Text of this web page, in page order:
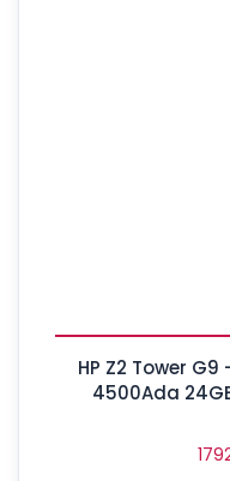
HP Z2 Tower G9
4500Ada 24GB